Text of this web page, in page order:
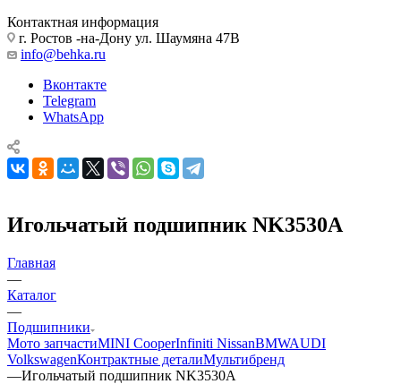
Контактная информация
г. Ростов -на-Дону ул. Шаумяна 47В
info@behka.ru
Вконтакте
Telegram
WhatsApp
Игольчатый подшипник NK3530A
Главная
—
Каталог
—
Подшипники
Мото запчастиMINI CooperInfiniti NissanBMWAUDI
VolkswagenКонтрактные деталиМультибренд
—Игольчатый подшипник NK3530A